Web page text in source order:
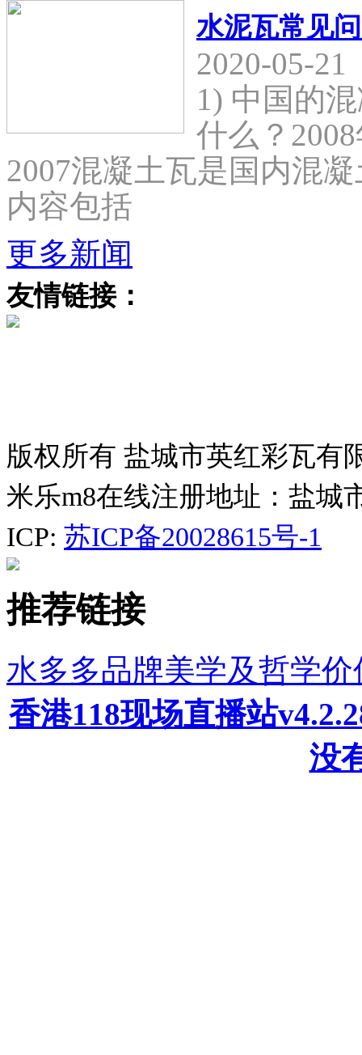
水泥瓦常见
2020-05-21
1) 中国的
什么？
2007混凝土瓦是国内混
内容包括
更多新闻
友情链接：
版权所有 盐城市英红彩瓦有
米乐m8在线注册地址：盐城
ICP: 苏ICP备20028615号-1
推荐链接
水多多品牌美学及哲学价
香港118现场直播站
没